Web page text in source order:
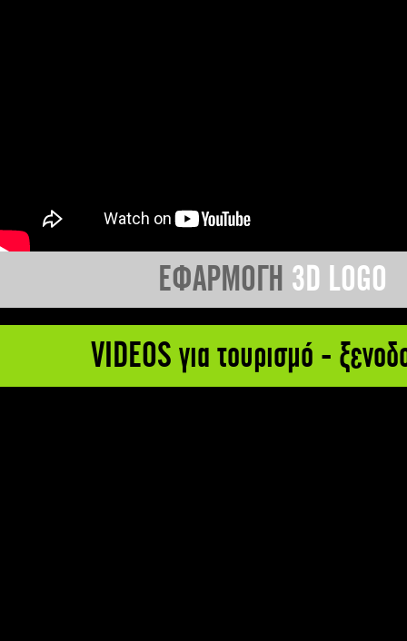
ΕΦΑΡΜΟΓΗ 3D LOGO
VIDEOS για τουρισμό -